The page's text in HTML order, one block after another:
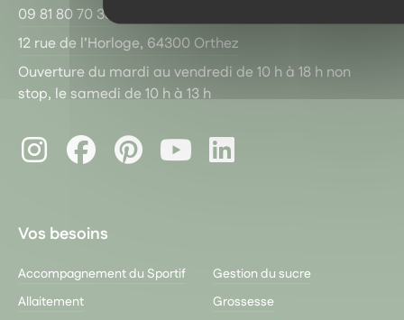
09 81 80 70 33
12 rue de l’Horloge, 64300 Orthez
Ouverture du mardi au vendredi de 10 h à 18 h non
stop, le samedi de 10 h à 13 h
InstagramFacebookPinterest
LinkedIn
Vos besoins
Accompagnement du Sportif
Allaitement
Gestion du sucre
Grossesse